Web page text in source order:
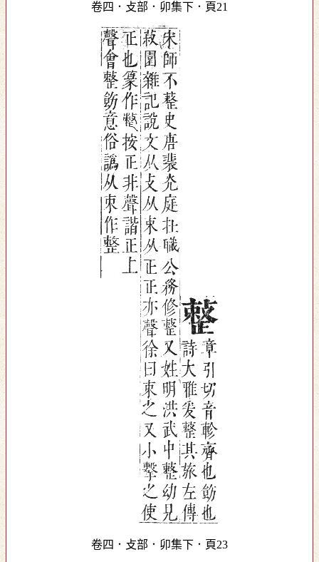
卷四．攴部．卯集下．頁21
卷四．攴部．卯集下．頁23